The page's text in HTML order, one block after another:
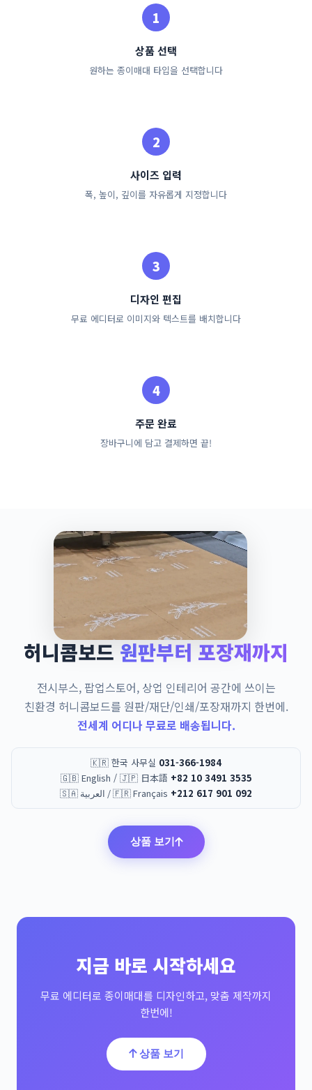
상품 선택
원하는 종이매대 타입을 선택합니다
사이즈 입력
폭, 높이, 깊이를 자유롭게 지정합니다
디자인 편집
무료 에디터로 이미지와 텍스트를 배치합니다
주문 완료
장바구니에 담고 결제하면 끝!
허니콤보드 원판부터 포장재까지
전시부스, 팝업스토어, 상업 인테리어 공간에 쓰이는
친환경 허니콤보드를 원판/재단/인쇄/포장재까지 한번에.
전세계 어디나 무료로 배송됩니다.
🇰🇷 한국 사무실 031-366-1984
🇬🇧 English / 🇯🇵 日本語 +82 10 3491 3535
🇸🇦 العربية / 🇫🇷 Français +212 617 901 092
상품 보기
지금 바로 시작하세요
무료 에디터로 종이매대를 디자인하고, 맞춤 제작까지
한번에!
상품 보기